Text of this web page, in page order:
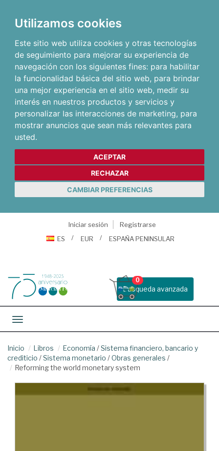
Utilizamos cookies
Este sitio web utiliza cookies y otras tecnologías
de seguimiento para mejorar su experiencia de
navegación con los siguientes fines: para habilitar
la funcionalidad básica del sitio web, para brindar
una mejor experiencia en el sitio web, medir su
interés en nuestros productos y servicios y
personalizar las interacciones de marketing, para
mostrar anuncios que sean más relevantes para
usted.
ACEPTAR
RECHAZAR
CAMBIAR PREFERENCIAS
Iniciar sesión
Registrarse
ES
EUR ESPAÑA PENINSULAR
Busqueda avanzada
0
Toggle navigation
Inicio Libros Economía /Sistema financiero, bancario y
crediticio /Sistema monetario /Obras generales /
Reforming the world monetary system